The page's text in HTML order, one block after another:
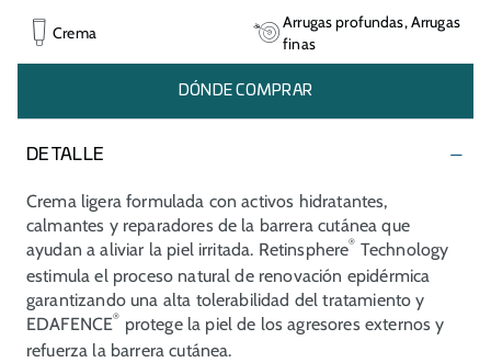
Crema
Arrugas profundas, Arrugas
finas
DÓNDE COMPRAR
DETALLE
Crema ligera formulada con activos hidratantes,
calmantes y reparadores de la barrera cutánea que
ayudan a aliviar la piel irritada. Retinsphere® Technology
estimula el proceso natural de renovación epidérmica
garantizando una alta tolerabilidad del tratamiento y
EDAFENCE® protege la piel de los agresores externos y
refuerza la barrera cutánea.